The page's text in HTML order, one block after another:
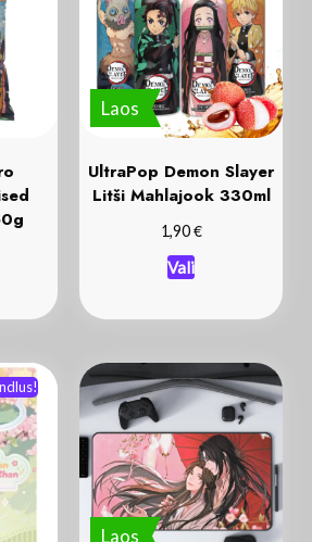
Laos
UltraPop Demon Slayer
Litši Mahlajook 330ml
1,90€
Vali
Laos